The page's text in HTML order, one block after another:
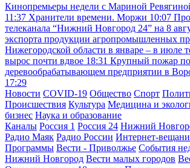
Кинопремьеры недели с Мариной
11:37 Хранители времени. Моржи 10:07
телеканала “Нижний Новгород 24” на 8
экспорта продукции агропромышленных
Нижегородской области в январе – в июле
вырос почти вдвое 18:31 Крупный пожар
деревообрабатывающем предприятии в
17:29
Новости COVID-19 Общество Спорт
Происшествия Культура Медицина и
бизнес Наука и образование
Каналы Россия 1 Россия 24 Нижний
Радио Маяк Радио России Интернет-
Программы Вести - Приволжье События
Нижний Новгород Вести малых городов